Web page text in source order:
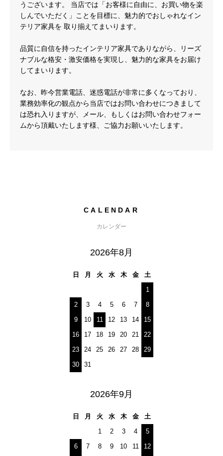
うございます。 当店では「お客様に自由に、お買い物を楽
しんでいただく」ことを目標に、魅力的でおしゃれなイン
テリア家具を 取り揃えてまいります。
品質に自信を持ったインテリア家具でありながら、リーズ
ナブルな格安・激安価格を実現し、魅力的な家具をお届け
してまいります。
なお、昨今営業電話、迷惑電話が非常に多くなっており、
業務効率化の観点から当店ではお問い合わせにつきまして
は恐れ入りますが、メール、もしくはお問い合わせフォー
ムから頂戴いたします様、ご協力お願いいたします。
CALENDAR
カレンダー
2026年8月
日 月 火 水 木 金
土
1
2
3 4 5 6 7
8
9
10 11 12 13 14
15
16
17 18 19 20 21
22
23
24 25 26 27 28
29
30
31
2026年9月
日 月 火 水 木 金
土
1
2 3 4
5
6
7 8 9 10 11 12